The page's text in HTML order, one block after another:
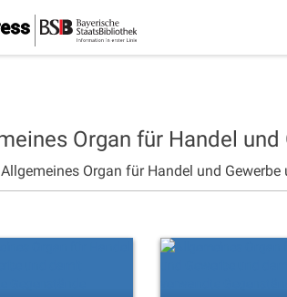
Organ für Handel
Allgemeines Organ für Handel und